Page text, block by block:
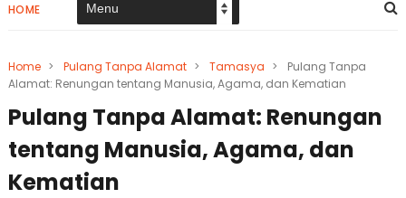
HOME
Home > Pulang Tanpa Alamat > Tamasya >
Pulang Tanpa
Alamat: Renungan tentang Manusia, Agama, dan Kematian
Pulang Tanpa Alamat: Renungan
tentang Manusia, Agama, dan
Kematian